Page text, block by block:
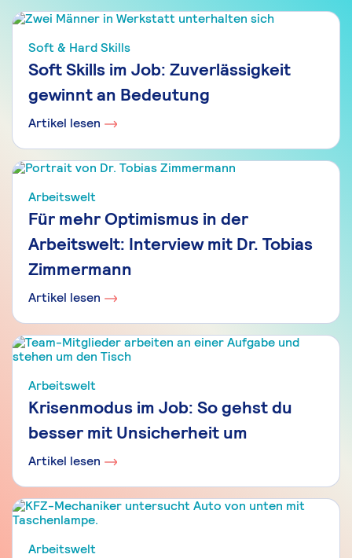
Soft & Hard Skills
Soft Skills im Job: Zuverlässigkeit
gewinnt an Bedeutung
Artikel lesen
Arbeitswelt
Für mehr Optimismus in der
Arbeitswelt: Interview mit Dr. Tobias
Zimmermann
Artikel lesen
Arbeitswelt
Krisenmodus im Job: So gehst du
besser mit Unsicherheit um
Artikel lesen
Arbeitswelt